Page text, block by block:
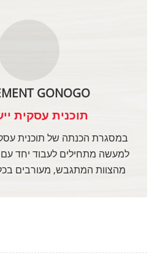
GONOGO
תוכנית עסקית
במסגרת הכנתה של תוכנית
למעשה מתחילים לעבוד יחד עם
מהצוות המתגבש, מעורבים